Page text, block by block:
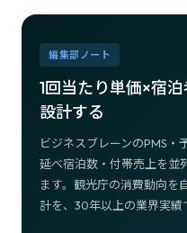
編集部ノート
1回当たり単価×宿
設計する
ビジネスブレーンのPMS・
延べ宿泊数・付帯売上を並
ます。観光庁の消費動向を
計を、30年以上の業界実績